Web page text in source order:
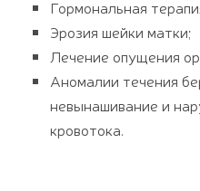
Гормональная
Эрозия шейки матки;
Лечение опущения
Аномалии течения
невынашивание и
кровотока.